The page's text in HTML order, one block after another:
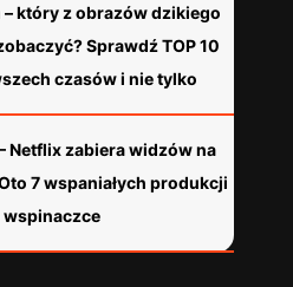
– który z obrazów dzikiego
Sprawdź TOP 10
czasów i nie tylko
Netflix zabiera widzów na
7 wspaniałych produkcji
wspinaczce